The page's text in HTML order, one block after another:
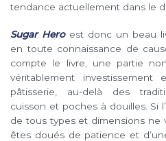
tendance actuellement dans le
Sugar Heroest donc un beau
en toute connaissance de
compte le livre, une partie
véritablement investissement
pâtisserie, au-delà des
cuisson et poches à douilles. Si
de tous types et dimensions ne
êtes doués de patience et